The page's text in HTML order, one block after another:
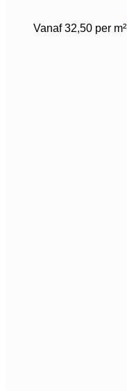
Vanaf 32,50 per m²